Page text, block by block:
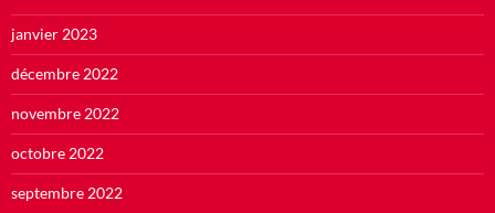
janvier 2023
décembre 2022
novembre 2022
octobre 2022
septembre 2022